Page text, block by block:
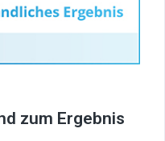
zum Ergebnis